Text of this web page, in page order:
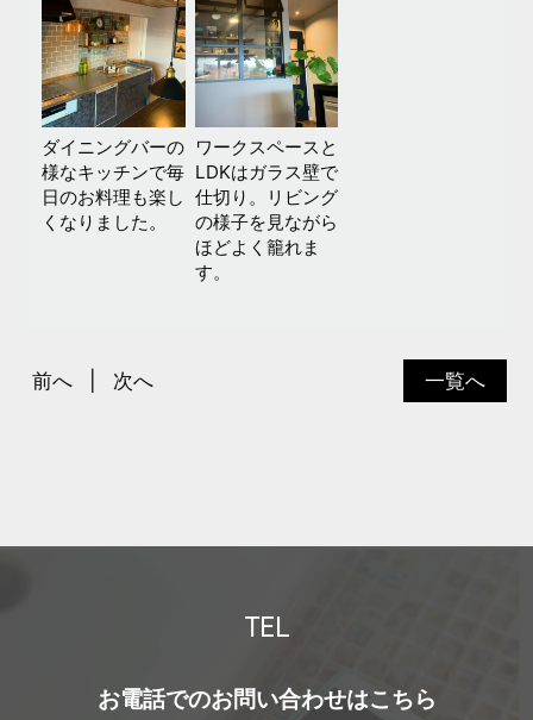
ダイニングバーの
様なキッチンで毎
日のお料理も楽し
くなりました。
ワークスペースと
LDKはガラス壁で
仕切り。リビング
の様子を見ながら
ほどよく籠れま
す。
一覧へ
前へ 次へ
TEL
お電話でのお問い合わせはこちら